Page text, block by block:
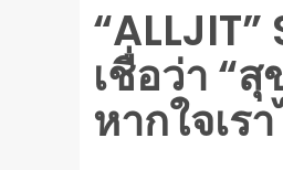
เชื่อว่า “
หากใจเร